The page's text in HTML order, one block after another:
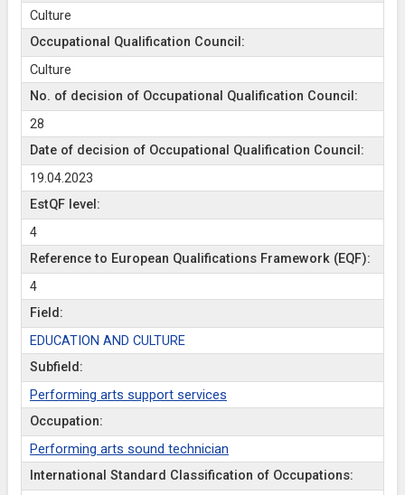
Culture
Occupational Qualification Council:
Culture
No. of decision of Occupational Qualification Council:
28
Date of decision of Occupational Qualification Council:
19.04.2023
EstQF level:
4
Reference to European Qualifications Framework (EQF):
4
Field:
EDUCATION AND CULTURE
Subfield:
Performing arts support services
Occupation:
Performing arts sound technician
International Standard Classification of Occupations: